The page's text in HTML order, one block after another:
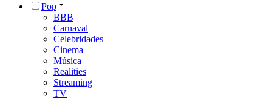
Pop
BBB
Carnaval
Celebridades
Cinema
Música
Realities
Streaming
TV